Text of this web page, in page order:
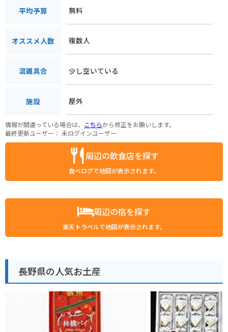
平均予算 無料
オススメ人数 複数人
混雑具合 少し空いている
施設 屋外
情報が間違っている場合は、 こちらから修正をお願いします。
最終更新ユーザー： 未ログインユーザー
周辺の飲食店を探す
食べログで地図が表示されます。
周辺の宿を探す
楽天トラベルで地図が表示されます。
長野県の人気お土産